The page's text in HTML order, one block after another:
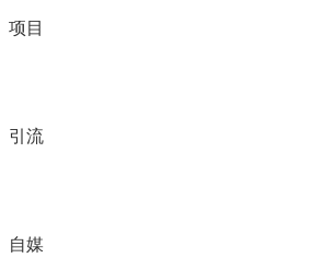
项目
引流
自媒